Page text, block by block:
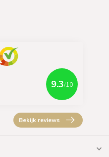
9.3/10
Bekijk reviews